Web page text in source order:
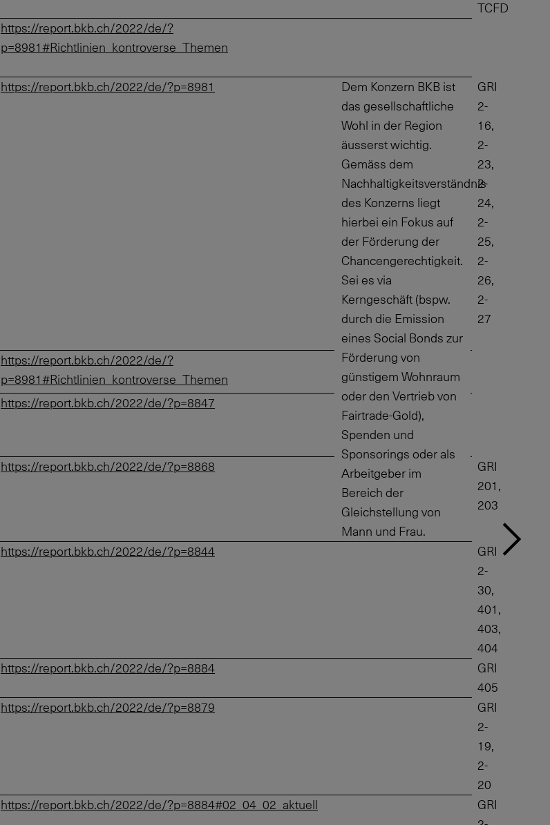
TCFD
https://report.bkb.ch/2022/de/?
p=8981#Richtlinien_kontroverse_Themen
https://report.bkb.ch/2022/de/?p=8981
Dem Konzern BKB ist
das gesellschaftliche
Wohl in der Region
äusserst wichtig.
Gemäss dem
Nachhaltigkeitsverständnis
des Konzerns liegt
hierbei ein Fokus auf
der Förderung der
Chancengerechtigkeit.
Sei es via
Kerngeschäft (bspw.
durch die Emission
eines Social Bonds zur
Förderung von
günstigem Wohnraum
oder den Vertrieb von
Fairtrade-Gold),
Spenden und
Sponsorings oder als
Arbeitgeber im
Bereich der
Gleichstellung von
Mann und Frau.
GRI
2-
16,
2-
23,
2-
24,
2-
25,
2-
26,
2-
27
https://report.bkb.ch/2022/de/?
p=8981#Richtlinien_kontroverse_Themen
https://report.bkb.ch/2022/de/?p=8847
https://report.bkb.ch/2022/de/?p=8868
GRI
201,
203
https://report.bkb.ch/2022/de/?p=8844
GRI
2-
30,
401,
403,
404
https://report.bkb.ch/2022/de/?p=8884
GRI
405
https://report.bkb.ch/2022/de/?p=8879
GRI
2-
19,
2-
20
https://report.bkb.ch/2022/de/?p=8884#02_04_02_aktuell
GRI